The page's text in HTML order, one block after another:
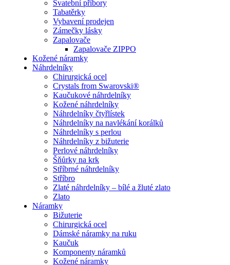
Svatební příbory
Tabatěrky
Vybavení prodejen
Zámečky lásky
Zapalovače
Zapalovače ZIPPO
Kožené náramky
Náhrdelníky
Chirurgická ocel
Crystals from Swarovski®
Kaučukové náhrdelníky
Kožené náhrdelníky
Náhrdelníky čtyřlístek
Náhrdelníky na navlékání korálků
Náhrdelníky s perlou
Náhrdelníky z bižuterie
Perlové náhrdelníky
Šňůrky na krk
Stříbrné náhrdelníky
Stříbro
Zlaté náhrdelníky – bílé a žluté zlato
Zlato
Náramky
Bižuterie
Chirurgická ocel
Dámské náramky na ruku
Kaučuk
Komponenty náramků
Kožené náramky